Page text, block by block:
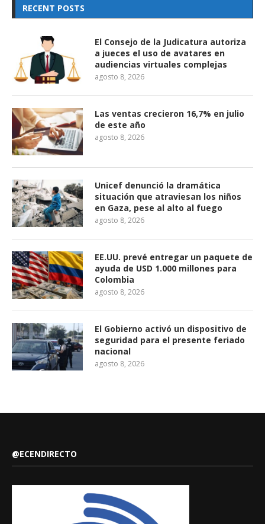
RECENT POSTS
El Consejo de la Judicatura autoriza
a jueces el uso de avatares en
audiencias virtuales complejas
agosto 8, 2026
Las ventas crecieron 16,7% en julio
de este año
agosto 8, 2026
Unicef denunció la dramática
situación que atraviesan los niños
en Gaza, pese al alto al fuego
agosto 8, 2026
EE.UU. prevé entregar un paquete de
ayuda de USD 1.000 millones para
Colombia
agosto 8, 2026
El Gobierno activó un dispositivo de
seguridad para el presente feriado
nacional
agosto 8, 2026
@ECENDIRECTO